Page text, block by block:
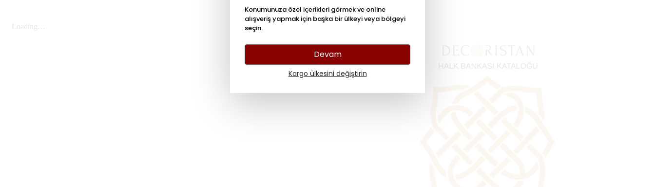
Konumunuza özel içerikleri görmek ve online
alışveriş yapmak için başka bir ülkeyi veya bölgeyi
seçin.
Devam
Kargo ülkesini değiştirin